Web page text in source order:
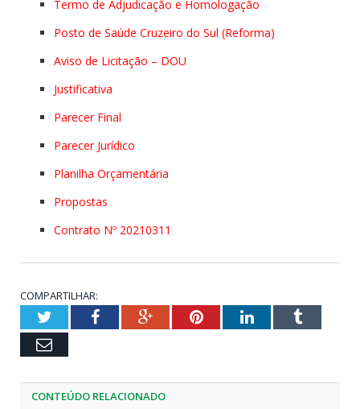
Termo de Adjudicação e Homologação
Posto de Saúde Cruzeiro do Sul (Reforma)
Aviso de Licitação – DOU
Justificativa
Parecer Final
Parecer Jurídico
Planilha Orçamentária
Propostas
Contrato Nº 20210311
COMPARTILHAR:
TwitterFacebookGoogle+PinterestLinkedInTumblr
Email
CONTEÚDO RELACIONADO